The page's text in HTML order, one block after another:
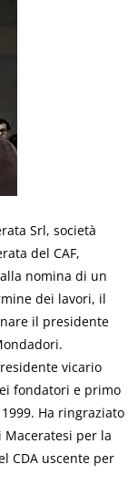
Srl, società
del CAF,
nomina di un
dei lavori, il
il presidente
vicario
fondatori e primo
Ha ringraziato
Maceratesi per la
CDA uscente per